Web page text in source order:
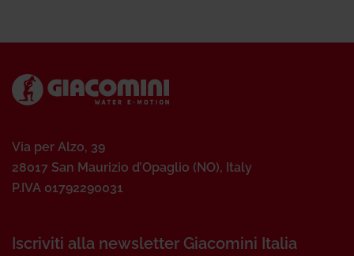
Via per Alzo, 39
28017 San Maurizio d’Opaglio (NO), Italy
P.IVA 01792290031
Iscriviti alla newsletter Giacomini Italia